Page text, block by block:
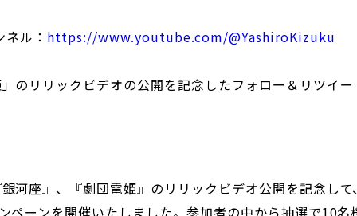
ル： https://www.youtube.com/@YashiroKizuku
のリリックビデオの公開を記念したフォロー＆リツイ
河座』、『劇団電姫』のリリックビデオ公開を記念し